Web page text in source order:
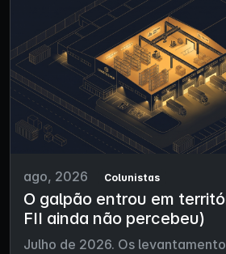
ago, 2026 Colunistas
O galpão entrou em
FII ainda não percebeu)
Julho de 2026. Os